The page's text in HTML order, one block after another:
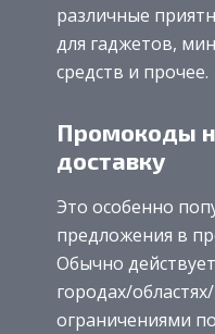
различные
для гаджетов,
средств и прочее.
Промокоды
доставку
Это особенно
предложения в
Обычно
городах/
ограничениями